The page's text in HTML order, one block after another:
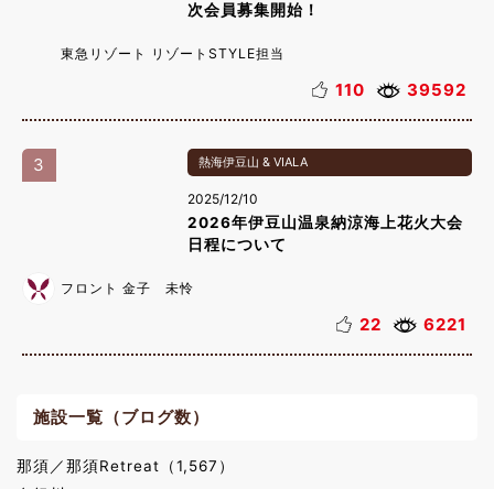
次会員募集開始！
東急リゾート リゾートSTYLE担当
110 39592
3 熱海伊豆山 & VIALA
2025/12/10
2026年伊豆山温泉納涼海上花火大会
日程について
フロント 金子 未怜
22 6221
施設一覧（ブログ数）
那須／那須Retreat（1,567）